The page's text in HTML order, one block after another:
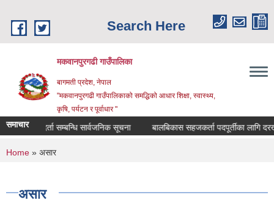
Search Here
मकवानपुरगढी गाउँपालिका
बागमती प्रदेश, नेपाल
"मकवानपुरगढी गाउँपालिकाको समद्धिको आधार शिक्षा, स्‍वास्‍थ्‍य,
कृषि, पर्यटन र पूर्वाधार "
समाचार
सूची दर्ता सम्बन्धि सार्वजनिक सूचना बालबिकास सहजकर्ता पदपूर्तीका लागि दरखास्त
You are here
Home » असार
असार